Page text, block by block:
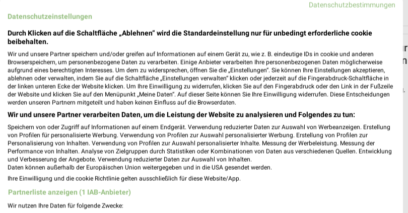
❯
ALDI SÜD Prospekt für
Düsseldorf ab Mo. den
10.08.
Gültig von 10. Aug. bis 15. Aug.
PROSPEKT BLÄTTERN
Datenschutzbestimmungen
Datenschutzeinstellungen
Durch Klicken auf die Schaltfläche „Ablehnen“ wird die Standardeinstellung nur für unbedingt erforderliche cookie
beibehalten.
Wir und unsere Partner speichern und/oder greifen auf Informationen auf einem Gerät zu, wie z. B. eindeutige IDs in cookie und anderen
Browserspeichern, um personenbezogene Daten zu verarbeiten. Einige Anbieter verarbeiten Ihre personenbezogenen Daten möglicherweise
aufgrund eines berechtigten Interesses. Um dem zu widersprechen, öffnen Sie die „Einstellungen“. Sie können Ihre Einstellungen akzeptieren,
ablehnen oder verwalten, indem Sie auf die Schaltfläche „Einstellungen verwalten“ klicken oder jederzeit auf die Fingerabdruck-Schaltfläche in
der linken unteren Ecke der Website klicken. Um Ihre Einwilligung zu widerrufen, klicken Sie auf den Fingerabdruck oder den Link in der Fußzeile
der Website und klicken Sie auf den Menüpunkt „Meine Daten“. Auf dieser Seite können Sie Ihre Einwilligung widerrufen. Diese Entscheidungen
werden unseren Partnern mitgeteilt und haben keinen Einfluss auf die Browserdaten.
Wir und unsere Partner verarbeiten Daten, um die Leistung der Website zu analysieren und Folgendes zu tun:
Speichern von oder Zugriff auf Informationen auf einem Endgerät. Verwendung reduzierter Daten zur Auswahl von Werbeanzeigen. Erstellung
von Profilen für personalisierte Werbung. Verwendung von Profilen zur Auswahl personalisierter Werbung. Erstellung von Profilen zur
Personalisierung von Inhalten. Verwendung von Profilen zur Auswahl personalisierter Inhalte. Messung der Werbeleistung. Messung der
Performance von Inhalten. Analyse von Zielgruppen durch Statistiken oder Kombinationen von Daten aus verschiedenen Quellen. Entwicklung
und Verbesserung der Angebote. Verwendung reduzierter Daten zur Auswahl von Inhalten.
Daten können außerhalb der Europäischen Union weitergegeben und in die USA gesendet werden.
Ihre Einwilligung und die cookie Richtlinie gelten ausschließlich für diese Website/App.
Partnerliste anzeigen (1 IAB-Anbieter)
Wir nutzen Ihre Daten für folgende Zwecke: